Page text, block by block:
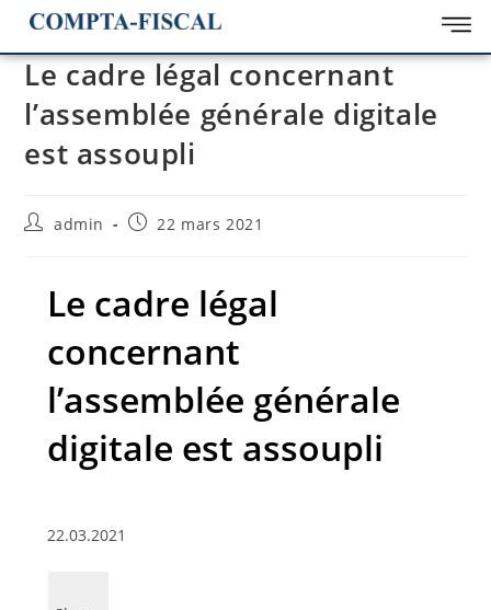
Le cadre légal concernant
l’assemblée générale digitale
est assoupli
admin 22 mars 2021
Le cadre légal
concernant
l’assemblée générale
digitale est assoupli
22.03.2021